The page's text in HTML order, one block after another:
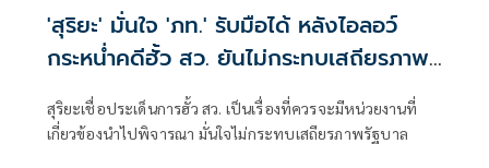
'สุริยะ' มั่นใจ 'ภท.' รับมือได้ หลังไอลอว์
กระหน่ำคดีฮั้ว สว. ยันไม่กระทบเสถียรภาพ
รัฐบาล
สุริยะเชื่อประเด็นการฮั้ว สว. เป็นเรื่องที่ควรจะมีหน่วยงานที่
เกี่ยวข้องนำไปพิจารณา มั่นใจไม่กระทบเสถียรภาพรัฐบาล